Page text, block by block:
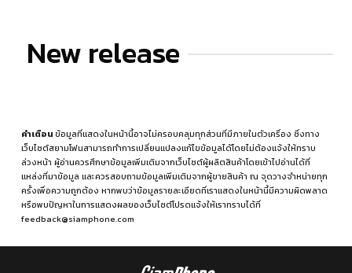
New release
คำเตือนข้อมูลที่แสดงในหน้านี้อาจไม่ครอบคลุมทุกส่วนที่มีภายในตัวเครื่อง ซึ่งทาง
เว็บไซต์สยามโฟนสามารถทำการเปลี่ยนแปลงแก้ไขข้อมูลได้โดยไม่ต้องแจ้งให้ทราบ
ล่วงหน้า ผู้อ่านควรศึกษาข้อมูลเพิ่มเติมจากเว็บไซต์ผู้ผลิตสินค้าโดยเข้าไปอ่านได้ที่
แหล่งที่มาข้อมูล และควรสอบถามข้อมูลเพิ่มเติมจากผู้ขายสินค้า ณ จุดวางจำหน่ายทุก
ครั้งเพื่อความถูกต้อง หากพบว่าข้อมูลรายละเอียดที่เราแสดงในหน้านี้มีความผิดพลาด
หรือพบปัญหาในการแสดงผลของเว็บไซต์โปรดแจ้งให้เราทราบได้ที่
feedback@siamphone.com